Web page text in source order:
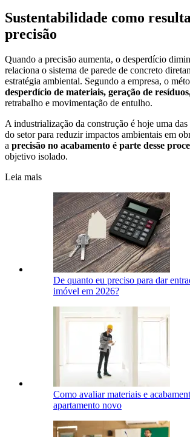
Sustentabilidade como
precisão
Quando a precisão aumenta, o desperdício
relaciona o sistema de parede de concreto
estratégia ambiental. Segundo a empresa, o
desperdício de materiais, geração de
retrabalho e movimentação de entulho.
A industrialização da construção é hoje uma
do setor para reduzir impactos ambientais em
a precisão no acabamento é parte desse
objetivo isolado.
Leia mais
De quanto eu preciso para dar
imóvel em 2026?
Como avaliar materiais e
apartamento novo